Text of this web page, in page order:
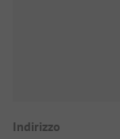
Indirizzo